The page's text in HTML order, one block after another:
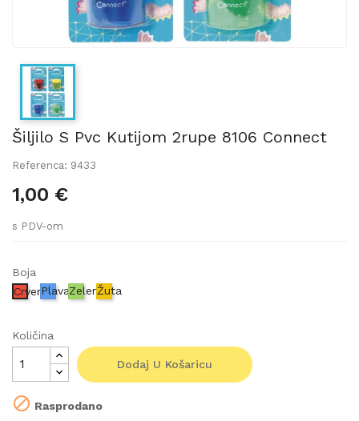
Šiljilo S Pvc Kutijom 2rupe 8106 Connect
Referenca: 9433
1,00 €
s PDV-om
Boja
CrvenaPlavaZelenaŽuta
Količina
Dodaj U Košaricu
 Rasprodano